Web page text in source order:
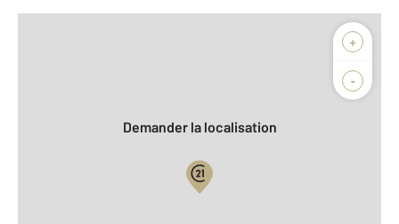
+
-
Biens vendus
Demander la localisation